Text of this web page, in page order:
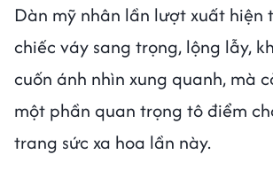
Dàn mỹ nhân lần lượt xuất hiện
chiếc váy sang trọng, lộng lẫy,
cuốn ánh nhìn xung quanh, mà
một phần quan trọng tô điểm
trang sức xa hoa lần này.